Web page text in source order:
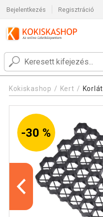
Bejelentkezés Regisztráció
Kokiskashop Kert Korlát
-30 %